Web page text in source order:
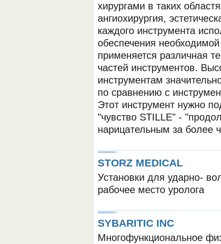
хирургами в таких
ангиохирургия,
каждого инструмента
обеспечения
применяется различная
частей инструментов.
инструментам
по сравнению с
Этот инструмент нужно
"чувство STILLE" -
нарицательным за более
STORZ MEDICAL
Установки для ударно-
рабочее место уролога
SYBARITIC INC
Многофункциональное